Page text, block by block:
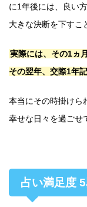
に1年後には、良い
大きな決断を下すこ
実際には、その1ヵ
その翌年、交際1年
本当にその時掛けら
幸せな日々を過ごせ
占い満足度